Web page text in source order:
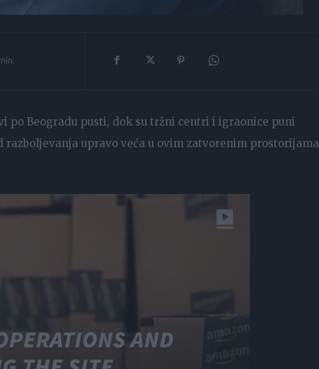
po Beogradu pusti, dok su tržni centri i igraonice puni
razboljevanja upravo veća u ovim zatvorenim prostorijama